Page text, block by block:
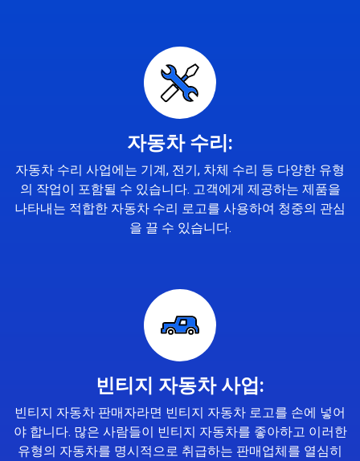
자동차 수리:
자동차 수리 사업에는 기계, 전기, 차체 수리 등 다양한 유형
의 작업이 포함될 수 있습니다. 고객에게 제공하는 제품을
나타내는 적합한 자동차 수리 로고를 사용하여 청중의 관심
을 끌 수 있습니다.
빈티지 자동차 사업:
빈티지 자동차 판매자라면 빈티지 자동차 로고를 손에 넣어
야 합니다. 많은 사람들이 빈티지 자동차를 좋아하고 이러한
유형의 자동차를 명시적으로 취급하는 판매업체를 열심히